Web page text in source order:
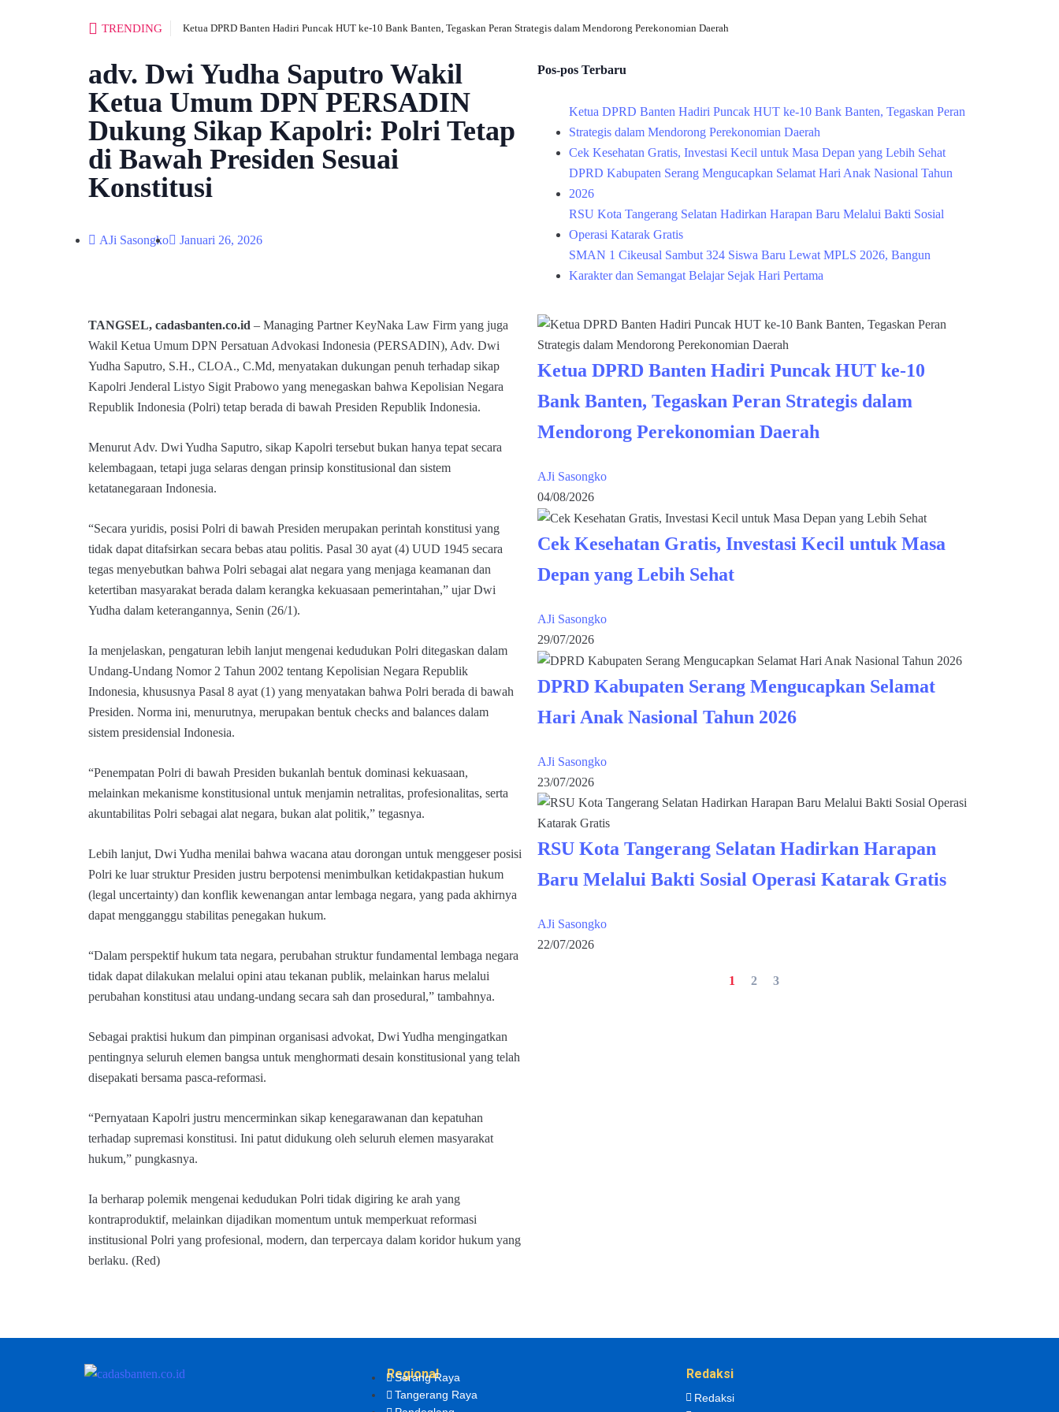
TRENDING Ketua DPRD Banten Hadiri Puncak HUT ke-10 Bank Banten, Tegaskan Peran Strategis dalam Mendorong Perekonomian Daerah
adv. Dwi Yudha Saputro Wakil
Ketua Umum DPN PERSADIN
Dukung Sikap Kapolri: Polri Tetap
di Bawah Presiden Sesuai
Konstitusi
AJi Sasongko Januari 26, 2026
TANGSEL, cadasbanten.co.id – Managing Partner KeyNaka Law Firm yang juga
Wakil Ketua Umum DPN Persatuan Advokasi Indonesia (PERSADIN), Adv. Dwi
Yudha Saputro, S.H., CLOA., C.Md, menyatakan dukungan penuh terhadap sikap
Kapolri Jenderal Listyo Sigit Prabowo yang menegaskan bahwa Kepolisian Negara
Republik Indonesia (Polri) tetap berada di bawah Presiden Republik Indonesia.
Menurut Adv. Dwi Yudha Saputro, sikap Kapolri tersebut bukan hanya tepat secara
kelembagaan, tetapi juga selaras dengan prinsip konstitusional dan sistem
ketatanegaraan Indonesia.
“Secara yuridis, posisi Polri di bawah Presiden merupakan perintah konstitusi yang
tidak dapat ditafsirkan secara bebas atau politis. Pasal 30 ayat (4) UUD 1945 secara
tegas menyebutkan bahwa Polri sebagai alat negara yang menjaga keamanan dan
ketertiban masyarakat berada dalam kerangka kekuasaan pemerintahan,” ujar Dwi
Yudha dalam keterangannya, Senin (26/1).
Ia menjelaskan, pengaturan lebih lanjut mengenai kedudukan Polri ditegaskan dalam
Undang-Undang Nomor 2 Tahun 2002 tentang Kepolisian Negara Republik
Indonesia, khususnya Pasal 8 ayat (1) yang menyatakan bahwa Polri berada di bawah
Presiden. Norma ini, menurutnya, merupakan bentuk checks and balances dalam
sistem presidensial Indonesia.
“Penempatan Polri di bawah Presiden bukanlah bentuk dominasi kekuasaan,
melainkan mekanisme konstitusional untuk menjamin netralitas, profesionalitas, serta
akuntabilitas Polri sebagai alat negara, bukan alat politik,” tegasnya.
Lebih lanjut, Dwi Yudha menilai bahwa wacana atau dorongan untuk menggeser posisi
Polri ke luar struktur Presiden justru berpotensi menimbulkan ketidakpastian hukum
(legal uncertainty) dan konflik kewenangan antar lembaga negara, yang pada akhirnya
dapat mengganggu stabilitas penegakan hukum.
“Dalam perspektif hukum tata negara, perubahan struktur fundamental lembaga negara
tidak dapat dilakukan melalui opini atau tekanan publik, melainkan harus melalui
perubahan konstitusi atau undang-undang secara sah dan prosedural,” tambahnya.
Sebagai praktisi hukum dan pimpinan organisasi advokat, Dwi Yudha mengingatkan
pentingnya seluruh elemen bangsa untuk menghormati desain konstitusional yang telah
disepakati bersama pasca-reformasi.
“Pernyataan Kapolri justru mencerminkan sikap kenegarawanan dan kepatuhan
terhadap supremasi konstitusi. Ini patut didukung oleh seluruh elemen masyarakat
hukum,” pungkasnya.
Ia berharap polemik mengenai kedudukan Polri tidak digiring ke arah yang
kontraproduktif, melainkan dijadikan momentum untuk memperkuat reformasi
institusional Polri yang profesional, modern, dan terpercaya dalam koridor hukum yang
berlaku. (Red)
Pos-pos Terbaru
Ketua DPRD Banten Hadiri Puncak HUT ke-10 Bank Banten, Tegaskan Peran
Strategis dalam Mendorong Perekonomian Daerah
Cek Kesehatan Gratis, Investasi Kecil untuk Masa Depan yang Lebih Sehat
DPRD Kabupaten Serang Mengucapkan Selamat Hari Anak Nasional Tahun
2026
RSU Kota Tangerang Selatan Hadirkan Harapan Baru Melalui Bakti Sosial
Operasi Katarak Gratis
SMAN 1 Cikeusal Sambut 324 Siswa Baru Lewat MPLS 2026, Bangun
Karakter dan Semangat Belajar Sejak Hari Pertama
Ketua DPRD Banten Hadiri Puncak HUT ke-10
Bank Banten, Tegaskan Peran Strategis dalam
Mendorong Perekonomian Daerah
AJi Sasongko
04/08/2026
Cek Kesehatan Gratis, Investasi Kecil untuk Masa
Depan yang Lebih Sehat
AJi Sasongko
29/07/2026
DPRD Kabupaten Serang Mengucapkan Selamat
Hari Anak Nasional Tahun 2026
AJi Sasongko
23/07/2026
RSU Kota Tangerang Selatan Hadirkan Harapan
Baru Melalui Bakti Sosial Operasi Katarak Gratis
AJi Sasongko
22/07/2026
1 2 3
Regional
Serang Raya
Tangerang Raya
Redaksi
Redaksi